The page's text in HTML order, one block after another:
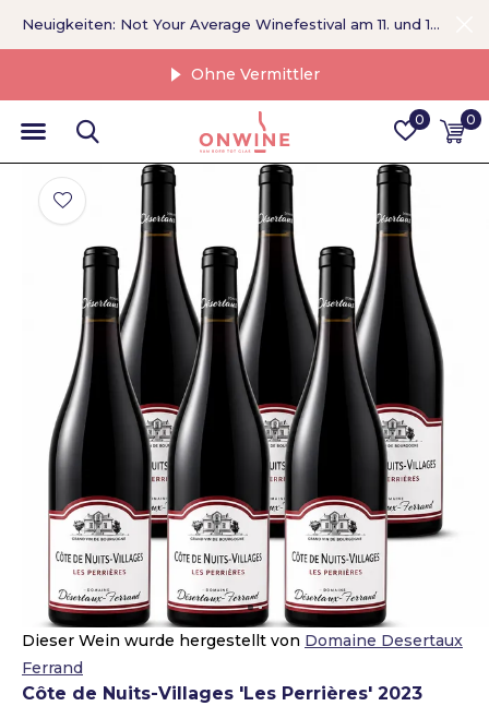
0 0
Ohne Vermittler
Neuigkeiten: Not Your Average Winefestival am 11. und 12. September >
Dieser Wein wurde hergestellt von Domaine Desertaux
Ferrand
Côte de Nuits-Villages 'Les Perrières' 2023